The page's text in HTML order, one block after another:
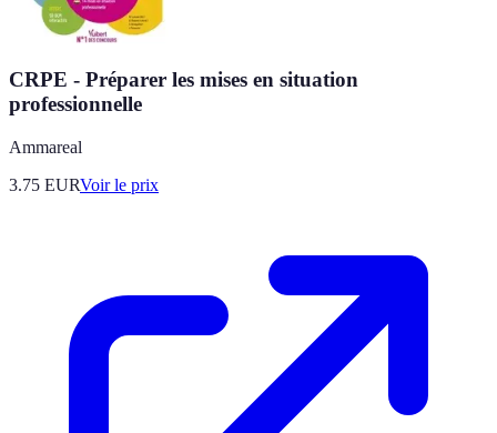
CRPE - Préparer les mises en situation
professionnelle
Ammareal
3.75 EURVoir le prix